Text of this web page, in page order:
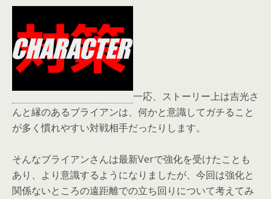
一応、ストーリー上は吉光さ
んと縁のあるブライアンは、何かと意識してガチること
が多く慣れやすい対戦相手だったりします。
そんなブライアンさんは最新Verで強化を受けたことも
あり、より意識するようになりましたが、今回は強化と
関係ないところの遠距離での立ち回りについて考えてみ